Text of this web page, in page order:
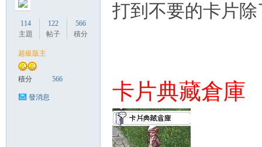
114
主題
122
帖子
566
積分
超級版主
積分 566
發消息
打到不要的卡片
卡片典藏倉庫